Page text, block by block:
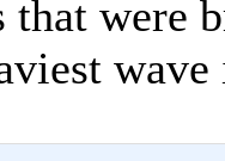
that were